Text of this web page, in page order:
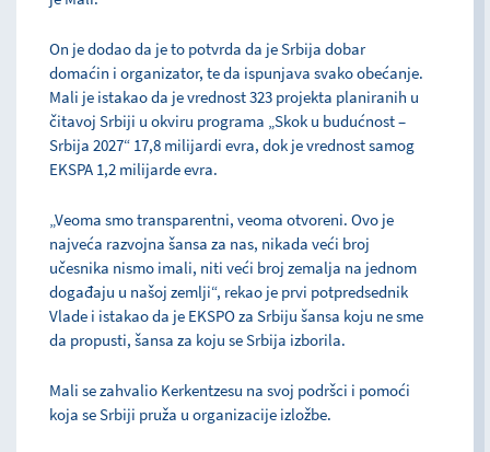
On je dodao da je to potvrda da je Srbija dobar
domaćin i organizator, te da ispunjava svako obećanje.
Mali je istakao da je vrednost 323 projekta planiranih u
čitavoj Srbiji u okviru programa „Skok u budućnost –
Srbija 2027“ 17,8 milijardi evra, dok je vrednost samog
EKSPA 1,2 milijarde evra.
„Veoma smo transparentni, veoma otvoreni. Ovo je
najveća razvojna šansa za nas, nikada veći broj
učesnika nismo imali, niti veći broj zemalja na jednom
događaju u našoj zemlji“, rekao je prvi potpredsednik
Vlade i istakao da je EKSPO za Srbiju šansa koju ne sme
da propusti, šansa za koju se Srbija izborila.
Mali se zahvalio Kerkentzesu na svoj podršci i pomoći
koja se Srbiji pruža u organizacije izložbe.